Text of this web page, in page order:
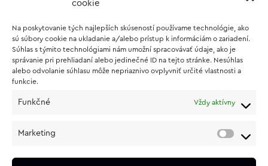
cookie
Na poskytovanie tých najlepších skúseností používame technológie, ako
sú súbory cookie na ukladanie a/alebo prístup k informáciám o zariadení.
Súhlas s týmito technológiami nám umožní spracovávať údaje, ako je
správanie pri prehliadaní alebo jedinečné ID na tejto stránke. Nesúhlas
alebo odvolanie súhlasu môže nepriaznivo ovplyvniť určité vlastnosti a
funkcie.
Funkčné Vždy aktívny
Marketing
Vernostný program
O NÁKUPE
Vrátenie a reklamácia tovaru